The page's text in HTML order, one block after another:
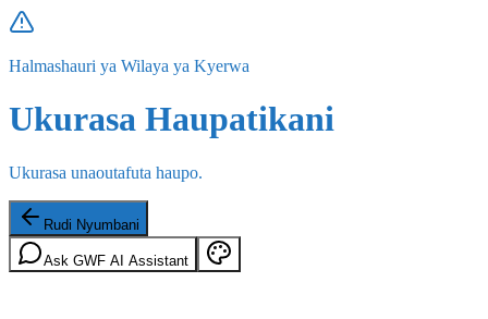
Halmashauri ya Wilaya ya Kyerwa
Ukurasa Haupatikani
Ukurasa unaoutafuta haupo.
Rudi Nyumbani
Ask GWF AI Assistant